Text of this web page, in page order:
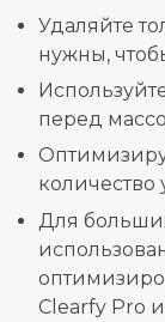
Удаляйте
нужны,
перед
количество
Для
Clearfy Pro